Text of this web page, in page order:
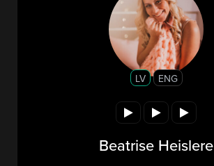
LV ENG
Beatrise Heislere